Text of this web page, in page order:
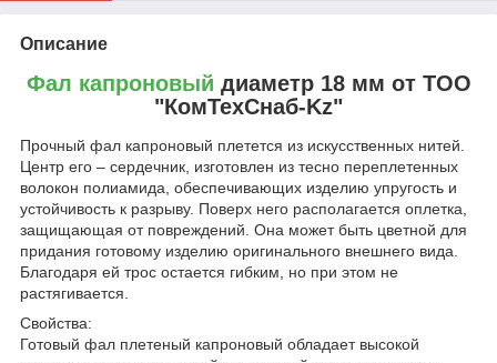
Описание
Фал капроновый диаметр 18 мм от ТОО
"КомТехСнаб-Kz"
Прочный фал капроновый плетется из искусственных нитей.
Центр его – сердечник, изготовлен из тесно переплетенных
волокон полиамида, обеспечивающих изделию упругость и
устойчивость к разрыву. Поверх него располагается оплетка,
защищающая от повреждений. Она может быть цветной для
придания готовому изделию оригинального внешнего вида.
Благодаря ей трос остается гибким, но при этом не
растягивается.
Свойства:
Готовый фал плетеный капроновый обладает высокой